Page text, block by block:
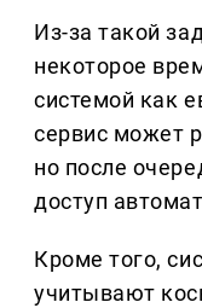
Из-за такой
некоторое
системой как
сервис может
но после
доступ
Кроме того,
учитывают